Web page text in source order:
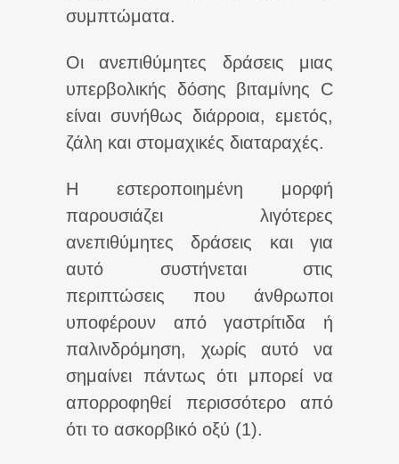
συμπτώματα.
Οι ανεπιθύμητες δράσεις μιας
υπερβολικής δόσης βιταμίνης C
είναι συνήθως διάρροια, εμετός,
ζάλη και στομαχικές διαταραχές.
Η εστεροποιημένη μορφή
παρουσιάζει λιγότερες
ανεπιθύμητες δράσεις και για
αυτό συστήνεται στις
περιπτώσεις που άνθρωποι
υποφέρουν από γαστρίτιδα ή
παλινδρόμηση, χωρίς αυτό να
σημαίνει πάντως ότι μπορεί να
απορροφηθεί περισσότερο από
ότι το ασκορβικό οξύ (1).